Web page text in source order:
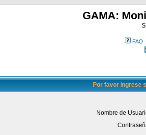
GAMA:
FAQ
Por favor ingrese
Nombre de